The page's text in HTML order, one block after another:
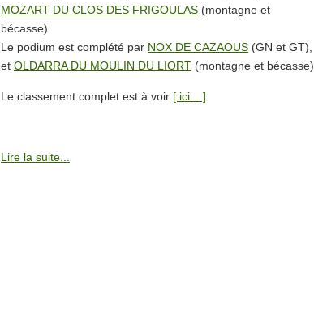
MOZART DU CLOS DES FRIGOULAS (montagne et
bécasse).
Le podium est complété par NOX DE CAZAOUS (GN et GT),
et OLDARRA DU MOULIN DU LIORT (montagne et bécasse)
Le classement complet est à voir [ ici... ]
Lire la suite...